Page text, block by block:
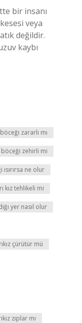
bir insanı
veya
değildir.
kaybı
böceği zararlı mı
böceği zehirli mi
ısırırsa ne olur
kız tehlikeli mi
yer nasıl olur
çürütür mü
zıplar mı